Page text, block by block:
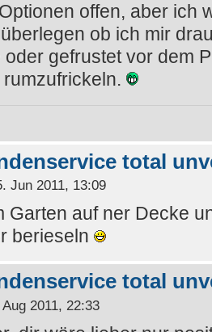
offen, aber ich
ob ich mir
gefrustet vor dem
total
Jun 2011, 13:09
Garten auf ner Decke
berieseln
total
2011, 22:33